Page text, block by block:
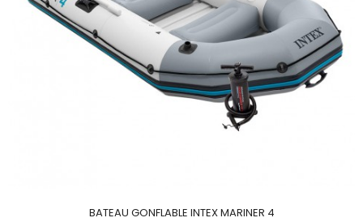
BATEAU GONFLABLE INTEX MARINER 4